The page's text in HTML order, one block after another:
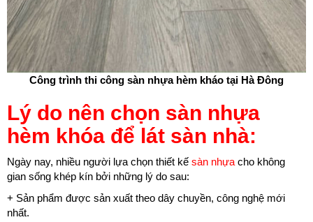
Công trình thi công sàn nhựa hèm kháo tại Hà Đông
Lý do nên chọn sàn nhựa
hèm khóa để lát sàn nhà:
Ngày nay, nhiều người lựa chọn thiết kế sàn nhựa cho không
gian sống khép kín bởi những lý do sau:
+ Sản phẩm được sản xuất theo dây chuyền, công nghệ mới
nhất.